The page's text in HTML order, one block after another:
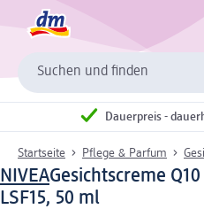
Suchen und finden
Dauerpreis -
Startseite Pflege & Parfum
NIVEAGesichtscreme
LSF15, 50 ml